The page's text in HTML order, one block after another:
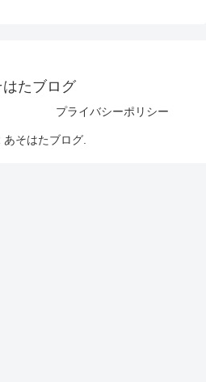
はたブログ
プライバシーポリシー
そはたブログ.